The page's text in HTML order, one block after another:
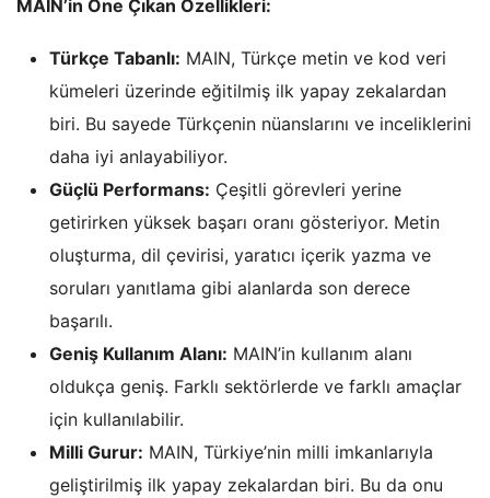
MAIN’in Öne Çıkan Özellikleri:
Türkçe Tabanlı: MAIN, Türkçe metin ve kod veri
kümeleri üzerinde eğitilmiş ilk yapay zekalardan
biri. Bu sayede Türkçenin nüanslarını ve inceliklerini
daha iyi anlayabiliyor.
Güçlü Performans: Çeşitli görevleri yerine
getirirken yüksek başarı oranı gösteriyor. Metin
oluşturma, dil çevirisi, yaratıcı içerik yazma ve
soruları yanıtlama gibi alanlarda son derece
başarılı.
Geniş Kullanım Alanı: MAIN’in kullanım alanı
oldukça geniş. Farklı sektörlerde ve farklı amaçlar
için kullanılabilir.
Milli Gurur: MAIN, Türkiye’nin milli imkanlarıyla
geliştirilmiş ilk yapay zekalardan biri. Bu da onu